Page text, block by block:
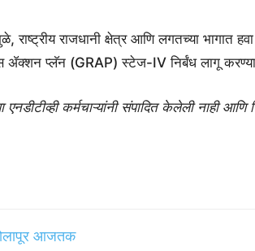
राजधानी क्षेत्र आणि लगतच्या भागात हवा
ॲक्शन प्लॅन (GRAP) स्टेज-IV निर्बंध लागू
कर्मचाऱ्यांनी संपादित केलेली नाही
आजतक